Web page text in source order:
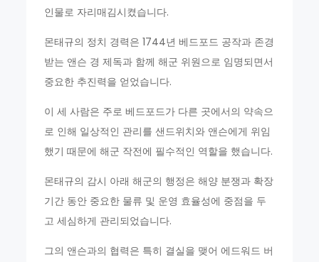
인물로 자리매김시켰습니다.
몬태규의 정치 경력은 1744년 베드포드 공작과 존경
받는 앤슨 경 제독과 함께 해군 위원으로 임명되면서
중요한 추진력을 얻었습니다.
이 세 사람은 주로 베드포드가 다른 곳에서의 약속으
로 인해 일상적인 관리를 샌드위치와 앤슨에게 위임
했기 때문에 해군 작전에 필수적인 역할을 했습니다.
몬태규의 감시 아래 해군의 행정은 해양 분쟁과 확장
기간 동안 중요한 물류 및 운영 효율성에 중점을 두
고 세심하게 관리되었습니다.
그의 앤슨과의 협력은 특히 결실을 맺어 에드워드 버